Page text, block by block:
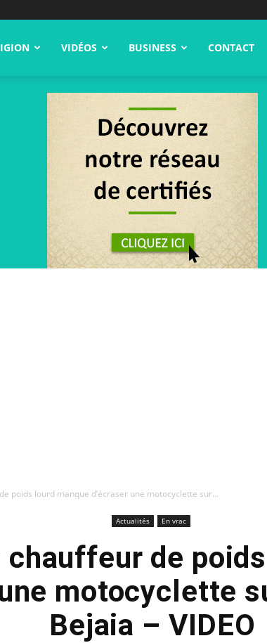
VIDÉOS BUSINESS CONTACT
poids lourd manque d’écraser une motocyclette sur...
Actualités En vrac
de
motocyclette
Bejaia – VIDEO